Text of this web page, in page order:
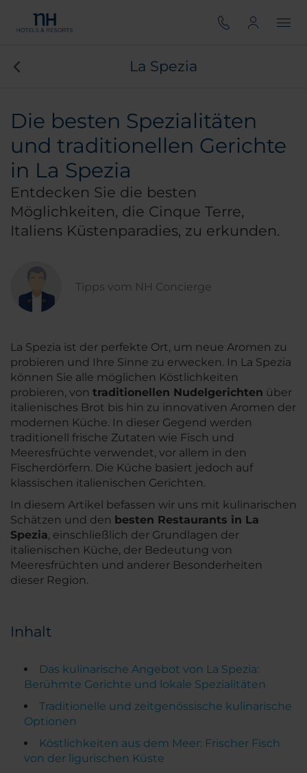
La Spezia
Die besten Spezialitäten
und traditionellen Gerichte
in La Spezia
Entdecken Sie die besten
Möglichkeiten, die Cinque Terre,
Italiens Küstenparadies, zu erkunden.
Tipps vom NH Concierge
La Spezia ist der perfekte Ort, um neue Aromen zu
probieren und Ihre Sinne zu erwecken. In La Spezia
können Sie alle möglichen Köstlichkeiten
probieren, von traditionellen Nudelgerichten über
italienisches Brot bis hin zu innovativen Aromen der
modernen Küche. In dieser Gegend werden
traditionell frische Zutaten wie Fisch und
Meeresfrüchte verwendet, vor allem in den
Fischerdörfern. Die Küche basiert jedoch auf
klassischen italienischen Gerichten.
In diesem Artikel befassen wir uns mit kulinarischen
Schätzen und den besten Restaurants in La
Spezia, einschließlich der Grundlagen der
italienischen Küche, der Bedeutung von
Meeresfrüchten und anderer Besonderheiten
dieser Region.
Inhalt
Das kulinarische Angebot von La Spezia:
Berühmte Gerichte und lokale Spezialitäten
Traditionelle und zeitgenössische kulinarische
Optionen
Köstlichkeiten aus dem Meer: Frischer Fisch
von der ligurischen Küste